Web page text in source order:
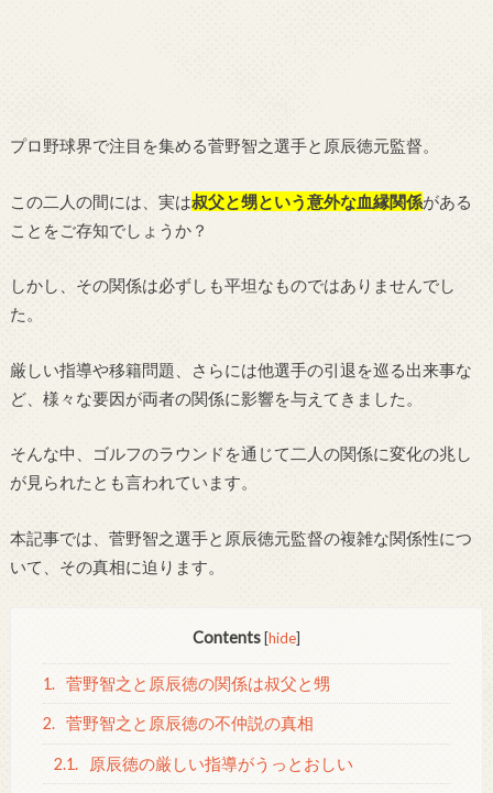
プロ野球界で注目を集める菅野智之選手と原辰徳元監督。
この二人の間には、実は叔父と甥という意外な血縁関係がある
ことをご存知でしょうか？
しかし、その関係は必ずしも平坦なものではありませんでし
た。
厳しい指導や移籍問題、さらには他選手の引退を巡る出来事な
ど、様々な要因が両者の関係に影響を与えてきました。
そんな中、ゴルフのラウンドを通じて二人の関係に変化の兆し
が見られたとも言われています。
本記事では、菅野智之選手と原辰徳元監督の複雑な関係性につ
いて、その真相に迫ります。
Contents [hide]
1. 菅野智之と原辰徳の関係は叔父と甥
2. 菅野智之と原辰徳の不仲説の真相
2.1. 原辰徳の厳しい指導がうっとおしい